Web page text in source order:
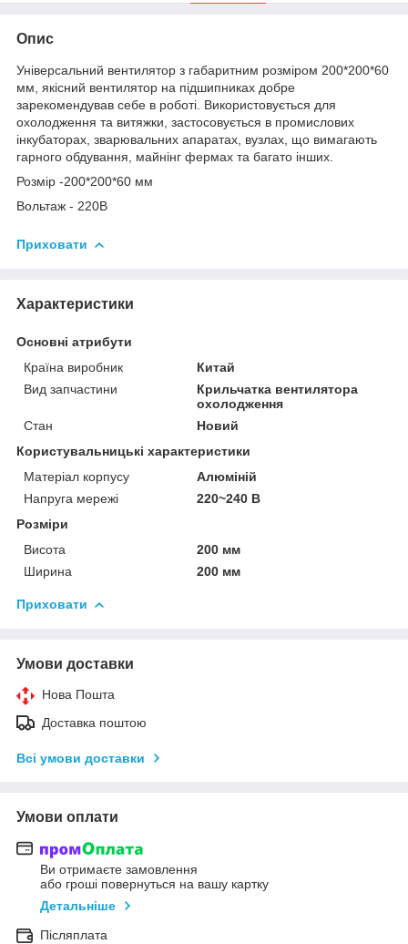
Опис
Універсальний вентилятор з габаритним розміром 200*200*60
мм, якісний вентилятор на підшипниках добре
зарекомендував себе в роботі. Використовується для
охолодження та витяжки, застосовується в промислових
інкубаторах, зварювальних апаратах, вузлах, що вимагають
гарного обдування, майнінг фермах та багато інших.
Розмір -200*200*60 мм
Вольтаж - 220В
Приховати
Характеристики
Основні атрибути
Країна виробник
Китай
Вид запчастини
Крильчатка вентилятора
охолодження
Стан
Новий
Користувальницькі характеристики
Матеріал корпусу
Алюміній
Напруга мережі
220~240 В
Розміри
Висота
200 мм
Ширина
200 мм
Приховати
Умови доставки
Нова Пошта
Доставка поштою
Всі умови доставки
Умови оплати
Ви отримаєте замовлення
або гроші повернуться на вашу картку
Детальніше
Післяплата